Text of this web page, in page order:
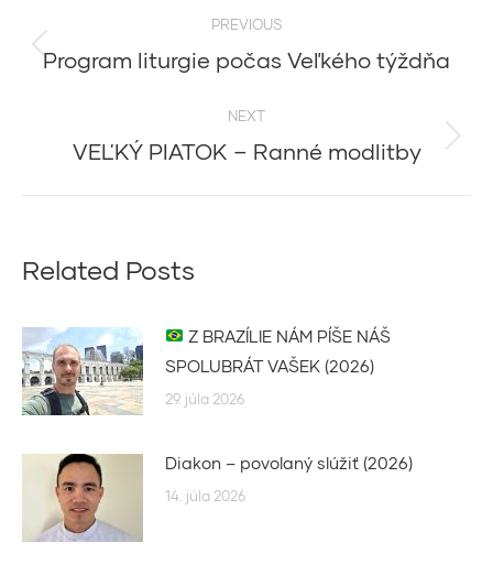
navigation
PREVIOUS
Previous
Program liturgie počas Veľkého týždňa
NEXT
Next
VEĽKÝ PIATOK – Ranné modlitby
Related Posts
Z BRAZÍLIE NÁM PÍŠE NÁŠ
SPOLUBRÁT VAŠEK (2026)
29. júla 2026
Diakon – povolaný slúžiť (2026)
14. júla 2026